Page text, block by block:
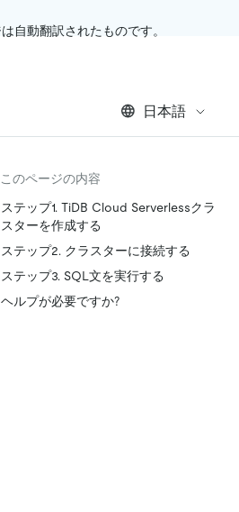
自動翻訳されたものです。
日本語
このページの内容
ステップ1. TiDB Cloud Serverlessクラ
スターを作成する
ステップ2. クラスターに接続する
ステップ3. SQL文を実行する
ヘルプが必要ですか?